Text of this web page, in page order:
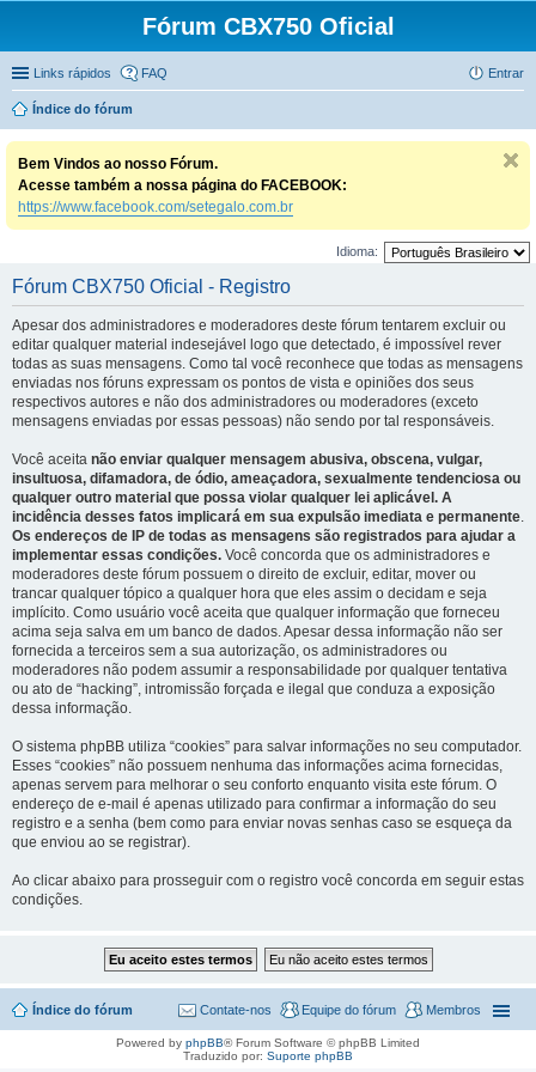
Fórum CBX750 Oficial
Links rápidos FAQ Entrar
Índice do fórum
Bem Vindos ao nosso Fórum.
Acesse também a nossa página do FACEBOOK:
https://www.facebook.com/setegalo.com.br
Idioma:
Fórum CBX750 Oficial - Registro
Apesar dos administradores e moderadores deste fórum tentarem excluir ou
editar qualquer material indesejável logo que detectado, é impossível rever
todas as suas mensagens. Como tal você reconhece que todas as mensagens
enviadas nos fóruns expressam os pontos de vista e opiniões dos seus
respectivos autores e não dos administradores ou moderadores (exceto
mensagens enviadas por essas pessoas) não sendo por tal responsáveis.
Você aceita não enviar qualquer mensagem abusiva, obscena, vulgar,
insultuosa, difamadora, de ódio, ameaçadora, sexualmente tendenciosa ou
qualquer outro material que possa violar qualquer lei aplicável. A
incidência desses fatos implicará em sua expulsão imediata e permanente.
Os endereços de IP de todas as mensagens são registrados para ajudar a
implementar essas condições. Você concorda que os administradores e
moderadores deste fórum possuem o direito de excluir, editar, mover ou
trancar qualquer tópico a qualquer hora que eles assim o decidam e seja
implícito. Como usuário você aceita que qualquer informação que forneceu
acima seja salva em um banco de dados. Apesar dessa informação não ser
fornecida a terceiros sem a sua autorização, os administradores ou
moderadores não podem assumir a responsabilidade por qualquer tentativa
ou ato de “hacking”, intromissão forçada e ilegal que conduza a exposição
dessa informação.
O sistema phpBB utiliza “cookies” para salvar informações no seu computador.
Esses “cookies” não possuem nenhuma das informações acima fornecidas,
apenas servem para melhorar o seu conforto enquanto visita este fórum. O
endereço de e-mail é apenas utilizado para confirmar a informação do seu
registro e a senha (bem como para enviar novas senhas caso se esqueça da
que enviou ao se registrar).
Ao clicar abaixo para prosseguir com o registro você concorda em seguir estas
condições.
Índice do fórum Membros
Equipe do fórum
Contate-nos
Powered by phpBB® Forum Software © phpBB Limited
Traduzido por: Suporte phpBB